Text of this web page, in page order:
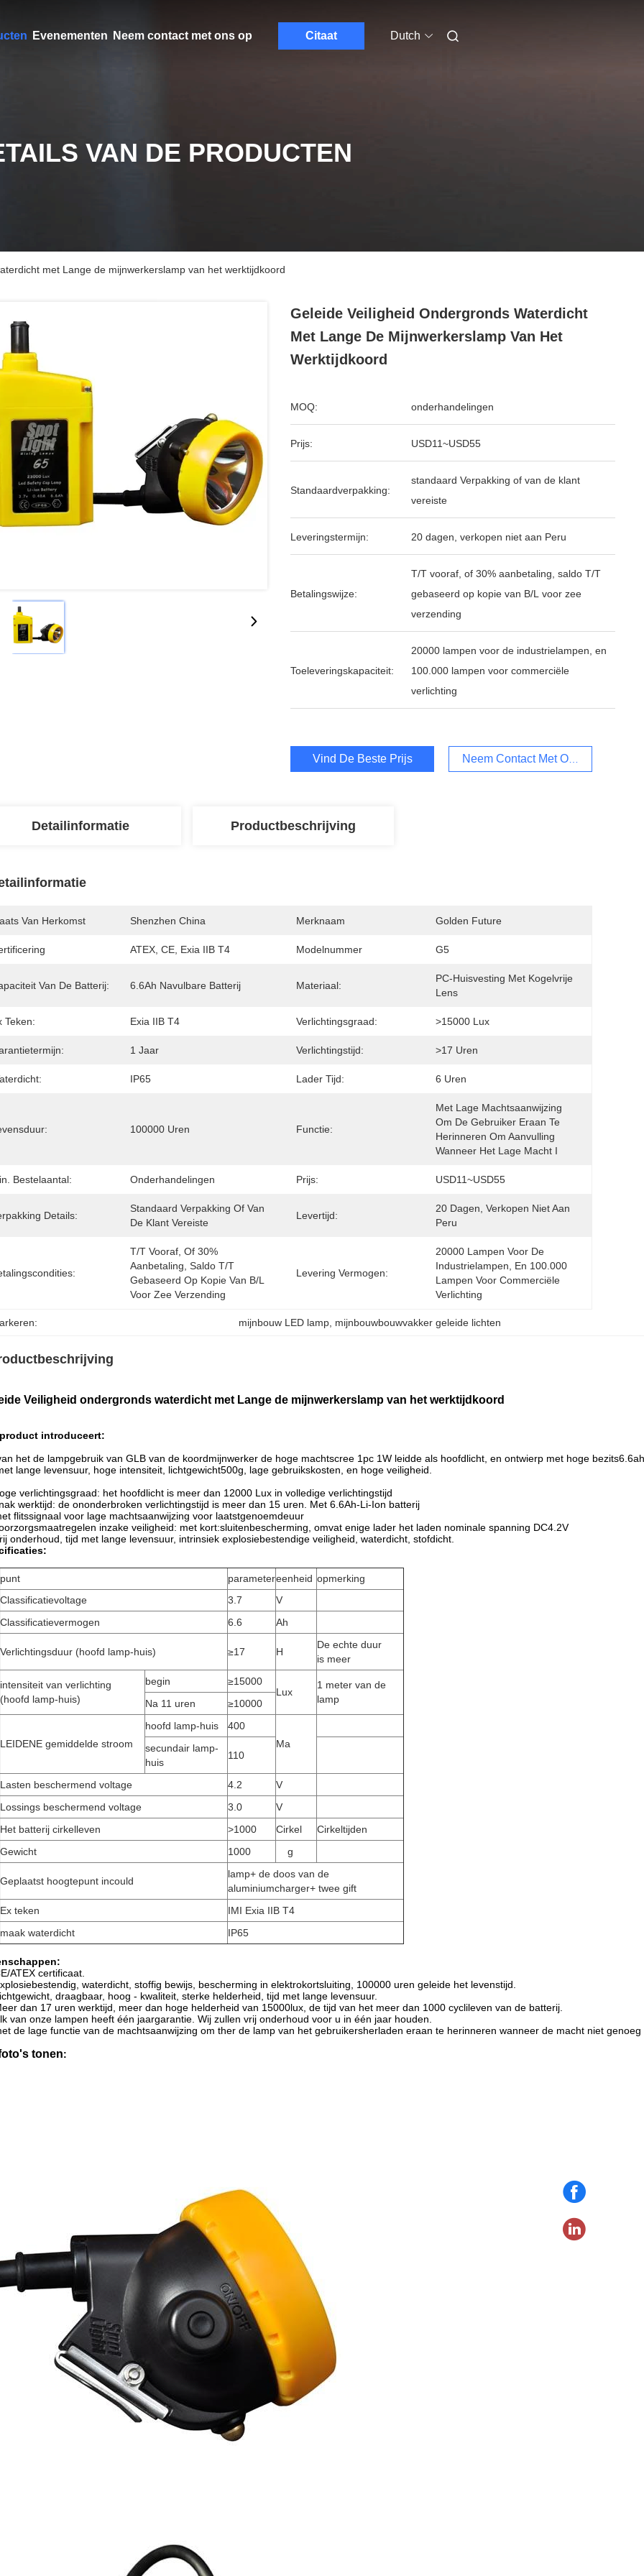
Evenementen Neem contact met ons op Citaat Dutch
VAN DE PRODUCTEN
met Lange de mijnwerkerslamp van het werktijdkoord
Geleide Veiligheid Ondergronds Waterdicht
Met Lange De Mijnwerkerslamp Van Het
Werktijdkoord
MOQ: onderhandelingen
Prijs: USD11~USD55
Standaardverpakking:
standaard Verpakking of van de klant
vereiste
Leveringstermijn: 20 dagen, verkopen niet aan Peru
Betalingswijze:
T/T vooraf, of 30% aanbetaling, saldo T/T
gebaseerd op kopie van B/L voor zee
verzending
Toeleveringskapaciteit:
20000 lampen voor de industrielampen, en
100.000 lampen voor commerciële
verlichting
Vind De Beste Prijs Neem Contact Met Ons Op
Detailinformatie Productbeschrijving
Van Herkomst Shenzhen China Merknaam Golden Future
ATEX, CE, Exia IIB T4 Modelnummer G5
Van De Batterij: 6.6Ah Navulbare Batterij Materiaal:
PC-Huisvesting Met Kogelvrije
Lens
Teken: Exia IIB T4 Verlichtingsgraad: >15000 Lux
1 Jaar Verlichtingstijd: >17 Uren
IP65 Lader Tijd: 6 Uren
100000 Uren Functie:
Met Lage Machtsaanwijzing
Om De Gebruiker Eraan Te
Herinneren Om Aanvulling
Wanneer Het Lage Macht I
Bestelaantal: Onderhandelingen Prijs: USD11~USD55
Details:
Standaard Verpakking Of Van
De Klant Vereiste
Levertijd:
20 Dagen, Verkopen Niet Aan
Peru
T/T Vooraf, Of 30%
Aanbetaling, Saldo T/T
Gebaseerd Op Kopie Van B/L
Voor Zee Verzending
Levering Vermogen:
20000 Lampen Voor De
Industrielampen, En 100.000
Lampen Voor Commerciële
Verlichting
mijnbouw LED lamp mijnbouwbouwvakker geleide lichten
Veiligheid ondergronds waterdicht met Lange de mijnwerkerslamp van het werktijdkoord
introduceert:
het de lampgebruik van GLB van de koordmijnwerker de hoge machtscree 1pc 1W leidde als hoofdlicht, en ontwierp met hoge
lange levensuur, hoge intensiteit, lichtgewicht500g, lage gebruikskosten, en hoge veiligheid.
verlichtingsgraad: het hoofdlicht is meer dan 12000 Lux in volledige verlichtingstijd
werktijd: de ononderbroken verlichtingstijd is meer dan 15 uren. Met 6.6Ah-Li-Ion batterij
flitssignaal voor lage machtsaanwijzing voor laatstgenoemdeuur
inzake veiligheid: met kort:sluitenbescherming, omvat enige lader het laden nominale spanning DC4.2V
onderhoud, tijd met lange levensuur, intrinsiek explosiebestendige veiligheid, waterdicht, stofdicht.
punt parametereenheid opmerking
Classificatievoltage 3.7
V
Classificatievermogen 6.6 Ah
Verlichtingsduur (hoofd lamp-huis) ≥17 H
De echte duur
is meer
intensiteit van verlichting
(hoofd lamp-huis)
begin
≥15000
Lux
1 meter van de
lamp
Na 11 uren ≥10000
LEIDENE gemiddelde stroom
hoofd lamp-huis
400
Ma
secundair lamp-
huis
110
Lasten beschermend voltage 4.2
V
Lossings beschermend voltage 3.0
V
Het batterij cirkelleven >1000 Cirkel
Cirkeltijden
Gewicht 1000 g
Geplaatst hoogtepunt incould
lamp+ de doos van de
aluminiumcharger+ twee gift
Ex teken
IMI Exia IIB T4
maak waterdicht IP65
ATEX certificaat.
waterdicht, stoffig bewijs, bescherming in elektrokortsluiting, 100000 uren geleide het levenstijd.
draagbaar, hoog - kwaliteit, sterke helderheid, tijd met lange levensuur.
dan 17 uren werktijd, meer dan hoge helderheid van 15000lux, de tijd van het meer dan 1000 cyclileven van de batterij.
van onze lampen heeft één jaargarantie. Wij zullen vrij onderhoud voor u in één jaar houden
de lage functie van de machtsaanwijzing om ther de lamp van het gebruikersherladen eraan te herinneren wanneer de macht niet genoeg
tonen: